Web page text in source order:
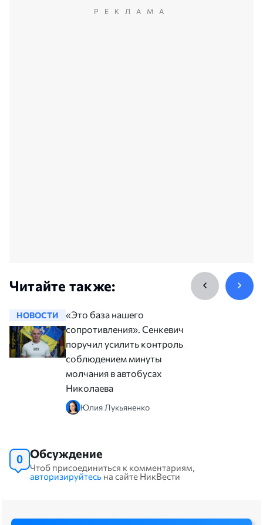
РЕКЛАМА
Читайте также:
НОВОСТИ
«Это база нашего
сопротивления». Сенкевич
поручил усилить контроль за
соблюдением минуты
молчания в автобусах
Николаева
Юлия Лукьяненко
0 Обсуждение
Чтоб присоединиться к комментариям,
авторизируйтесь на сайте НикВести